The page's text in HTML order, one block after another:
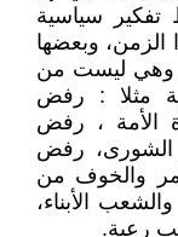
تفكير سياسية
الزمن، وبعضها
وهي ليست من
مثلا : رفض
الأمة ، رفض
الشورى، رفض
والخوف من
الأبناء،
رعية.